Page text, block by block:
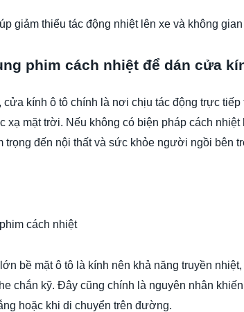
giảm thiểu tác động nhiệt lên xe và không
phim cách nhiệt để dán cửa
cửa kính ô tô chính là nơi chịu tác động trực
xạ mặt trời. Nếu không có biện pháp cách
trọng đến nội thất và sức khỏe người ngồi bên
cách nhiệt
bề mặt ô tô là kính nên khả năng truyền
chắn kỹ. Đây cũng chính là nguyên nhân
hoặc khi di chuyển trên đường.